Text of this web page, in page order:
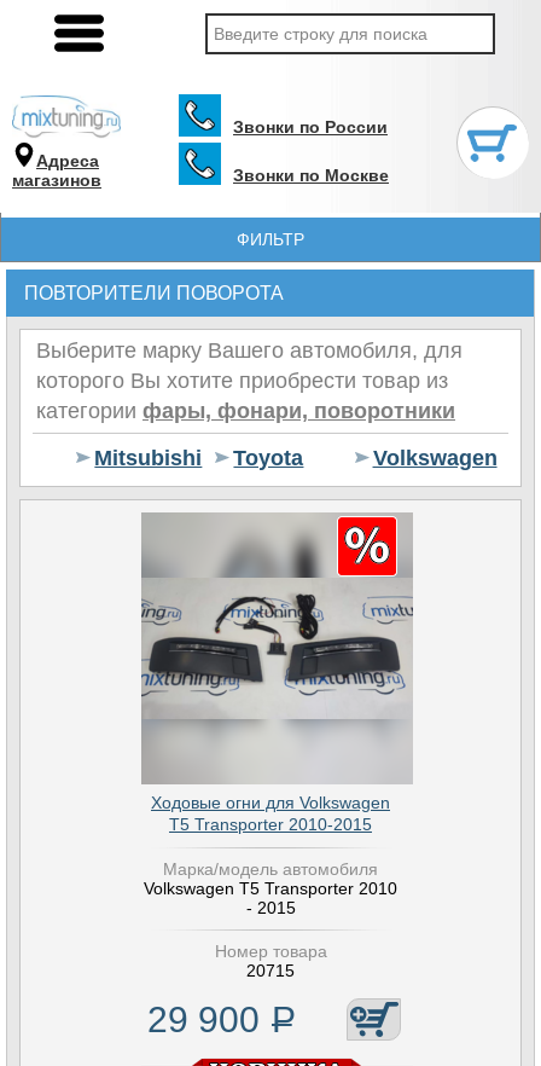
Адреса
магазинов
Звонки по России
Звонки по Москве
ФИЛЬТР
ПОВТОРИТЕЛИ ПОВОРОТА
Выберите марку Вашего автомобиля, для
которого Вы хотите приобрести товар из
категории фары, фонари, поворотники
Mitsubishi
Toyota Volkswagen
Ходовые огни для Volkswagen
T5 Transporter 2010-2015
Марка/модель автомобиля
Volkswagen T5 Transporter 2010
- 2015
Номер товара
20715
29 900 Р